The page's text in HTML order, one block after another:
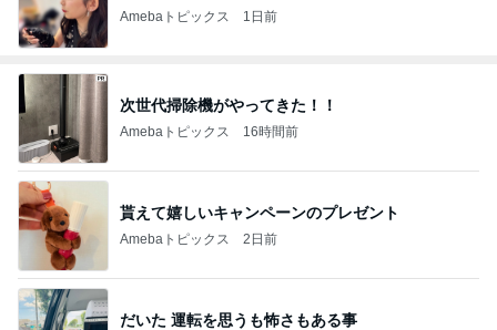
Amebaトピックス 1日前
次世代掃除機がやってきた！！
Amebaトピックス 16時間前
貰えて嬉しいキャンペーンのプレゼント
Amebaトピックス 2日前
だいた 運転を思うも怖さもある事